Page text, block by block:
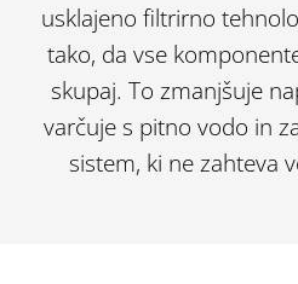
usklajeno filtrirno
tako, da vse
skupaj. To zmanjšuje
varčuje s pitno vodo in
sistem, ki ne zahteva